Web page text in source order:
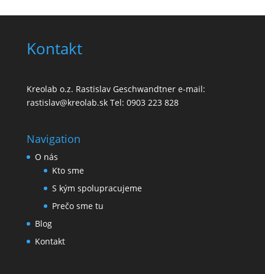
Kontakt
Kreolab o.z. Rastislav Geschwandtner e-mail:
rastislav@kreolab.sk Tel: 0903 223 828
Navigation
O nás
Kto sme
S kým spolupracujeme
Prečo sme tu
Blog
Kontakt